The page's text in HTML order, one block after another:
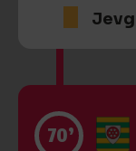
70’